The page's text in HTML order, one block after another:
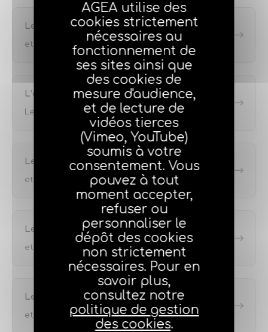
Les différents risques climat…
et le régime des catastrophes naturelles
L’assurance des risques clima…
Les évolutions des garanties
Les cultures céréalières
et les risques climatiques liés
Les élevages
et les risques climatiques liés
Les cultures fruitières
et les risques climatiques liés
AGEA utilise des
cookies strictement
nécessaires au
fonctionnement de
ses sites ainsi que
des cookies de
mesure d'audience,
et de lecture de
vidéos tierces
(Vimeo, YouTube)
soumis à votre
consentement. Vous
pouvez à tout
moment accepter,
refuser ou
personnaliser le
dépôt des cookies
non strictement
nécessaires. Pour en
savoir plus,
consultez notre
politique de gestion
des cookies.